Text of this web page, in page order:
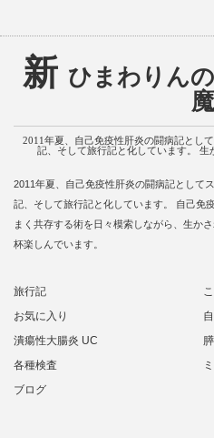
新 ひまわりん
魔
2011年夏、自己免疫性肝炎の闘病記とし
記、そして旅行記と化しています。 生
2011年夏、自己免疫性肝炎の闘病記として
記、そして旅行記と化しています。 自己免
まく共存する術を日々模索しながら、生か
杯楽しんでいます。
旅行記
お気に入り
潰瘍性大腸炎 UC
各種検査
ブログ